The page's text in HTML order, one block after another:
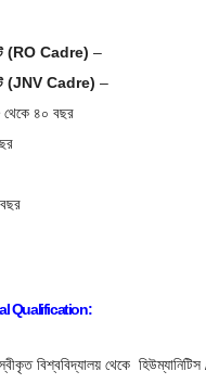
(RO Cadre) –
(JNV Cadre) –
৪০ বছর
Qualification:
বিশ্ববিদ্যালয় থেকে